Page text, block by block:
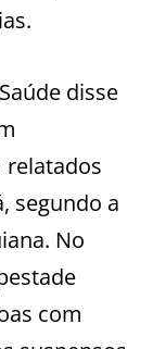
disse
segundo a
No
com